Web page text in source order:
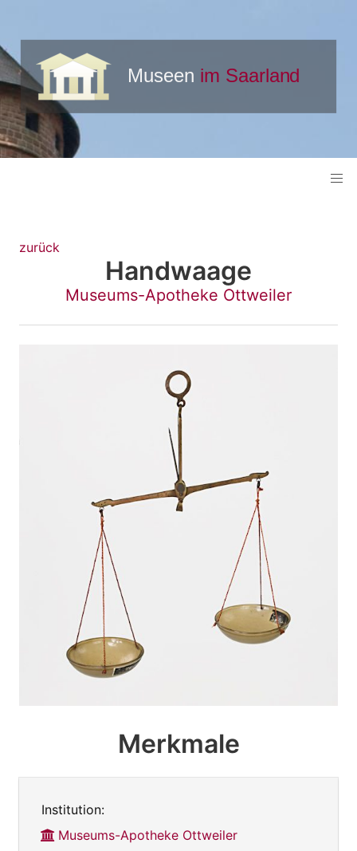
zurück
Handwaage
Museums-Apotheke Ottweiler
Merkmale
Institution:
Museums-Apotheke Ottweiler